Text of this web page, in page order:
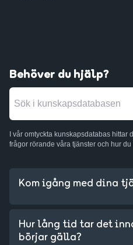
Behöver du hjälp?
I vår omtyckta kunskapsdatabas
frågor rörande våra tjänster och hur
Kom igång med dina
Hur lång tid tar det
börjar gälla?